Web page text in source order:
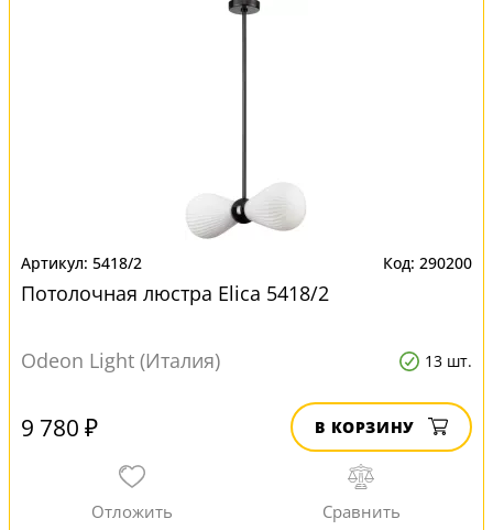
5418/2 290200
Потолочная люстра Elica 5418/2
Odeon Light (Италия) 13 шт.
9 780 ₽ В КОРЗИНУ